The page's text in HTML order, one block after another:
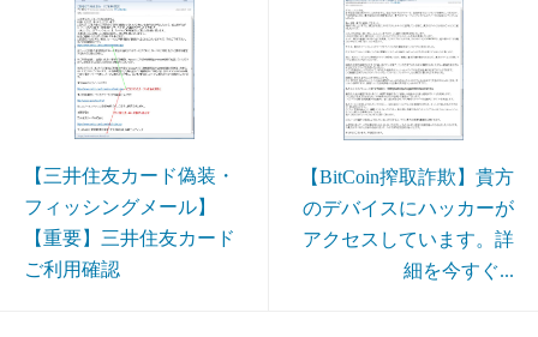
【三井住友カード偽装・
フィッシングメール】
【重要】三井住友カード
ご利用確認
【BitCoin搾取詐欺】貴方
のデバイスにハッカーが
アクセスしています。詳
細を今すぐ...